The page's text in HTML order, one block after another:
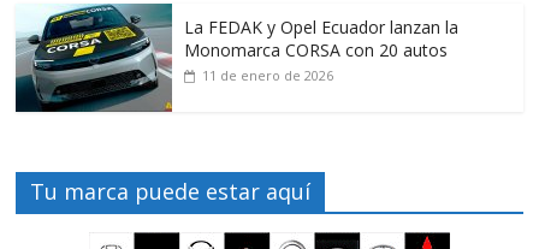
La FEDAK y Opel Ecuador lanzan la
Monomarca CORSA con 20 autos
11 de enero de 2026
Tu marca puede estar aquí